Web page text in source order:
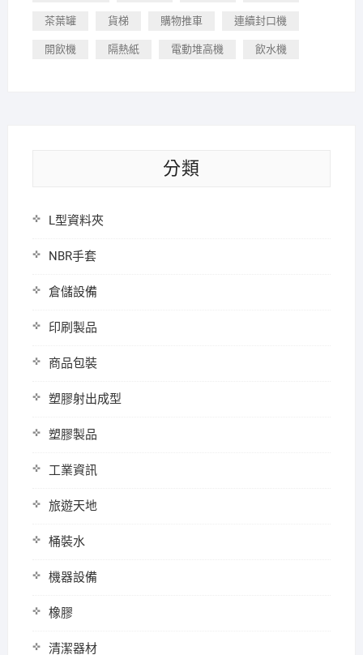
茶葉罐 貨梯 購物推車 連續封口機
開飲機 隔熱紙 電動堆高機 飲水機
分類
L型資料夾
NBR手套
倉儲設備
印刷製品
商品包裝
塑膠射出成型
塑膠製品
工業資訊
旅遊天地
桶裝水
機器設備
橡膠
清潔器材